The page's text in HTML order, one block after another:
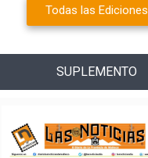
Todas las Ediciones
SUPLEMENTO